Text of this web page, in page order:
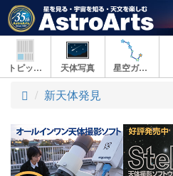
トピックス 天体写真 星空ガイド
ト
プ
新天体発見